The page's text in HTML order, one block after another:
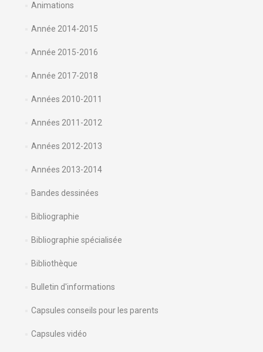
Animations
Année 2014-2015
Année 2015-2016
Année 2017-2018
Années 2010-2011
Années 2011-2012
Années 2012-2013
Années 2013-2014
Bandes dessinées
Bibliographie
Bibliographie spécialisée
Bibliothèque
Bulletin d'informations
Capsules conseils pour les parents
Capsules vidéo